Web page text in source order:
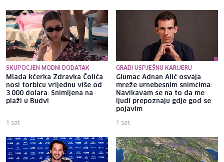
SKUPOCJEN MODNI DODATAK
Mlađa kćerka Zdravka Čolića
nosi torbicu vrijednu više od
3.000 dolara: Snimljena na
plaži u Budvi
1 sat
GRADI USPJEŠNU KARIJERU
Glumac Adnan Alić osvaja
mreže urnebesnim snimcima:
Navikavam se na to da me
ljudi prepoznaju gdje god se
pojavim
1 sat